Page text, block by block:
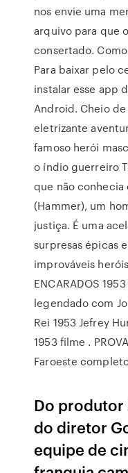
nos envie uma
arquivo para que
consertado.
Para baixar pelo
instalar esse app
Android. Cheio
eletrizante
famoso herói
o índio guerreiro
que não conhecia
(Hammer), um
justiça. É uma
surpresas épicas
improváveis
ENCARADOS
legendado com
Rei 1953 Jefrey
1953 filme .
Faroeste
Do produtor
do diretor
equipe de